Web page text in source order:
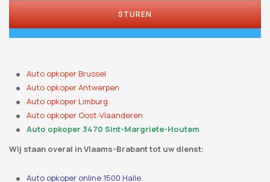
STUREN
Auto opkoper Brussel
Auto opkoper Antwerpen
Auto opkoper Limburg
Auto opkoper Oost-Vlaanderen
Auto opkoper 3470 Sint-Margriete-Houtem
Wij staan ​​overal in Vlaams-Brabant tot uw dienst:
Auto opkoper online 1500 Halle